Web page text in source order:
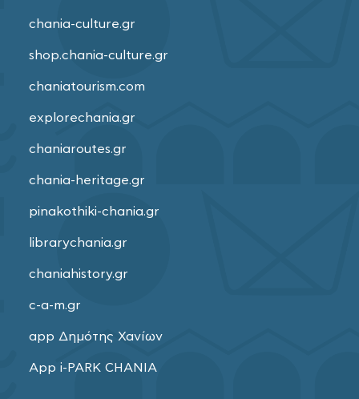
chania-culture.gr
shop.chania-culture.gr
chaniatourism.com
explorechania.gr
chaniaroutes.gr
chania-heritage.gr
pinakothiki-chania.gr
librarychania.gr
chaniahistory.gr
c-a-m.gr
app Δημότης Χανίων
App i-PARK CHANIA